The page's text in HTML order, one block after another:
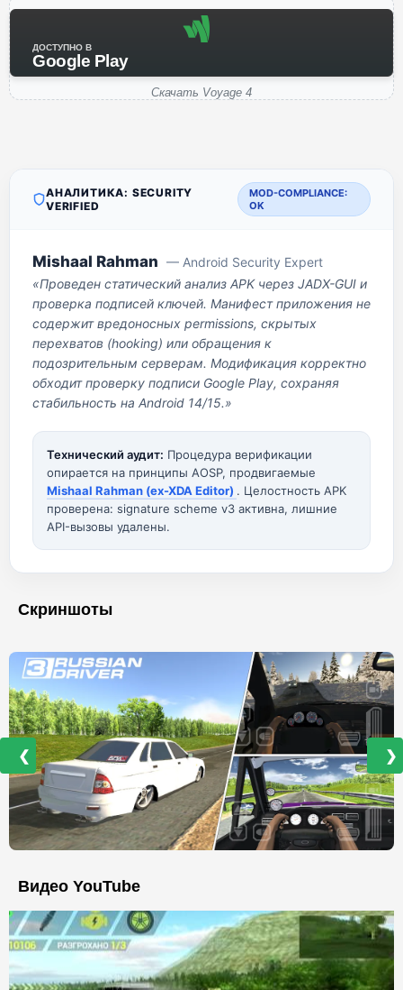
ДОСТУПНО В
Google Play
Скачать Voyage 4
АНАЛИТИКА: SECURITY
VERIFIED
MOD-COMPLIANCE:
OK
Mishaal Rahman — Android Security Expert
«Проведен статический анализ APK через JADX-GUI и
проверка подписей ключей. Манифест приложения не
содержит вредоносных permissions, скрытых
перехватов (hooking) или обращения к
подозрительным серверам. Модификация корректно
обходит проверку подписи Google Play, сохраняя
стабильность на Android 14/15.»
Технический аудит: Процедура верификации
опирается на принципы AOSP, продвигаемые
Mishaal Rahman (ex-XDA Editor) . Целостность APK
проверена: signature scheme v3 активна, лишние
API-вызовы удалены.
Скриншоты
❮ ❯
Видео YouTube